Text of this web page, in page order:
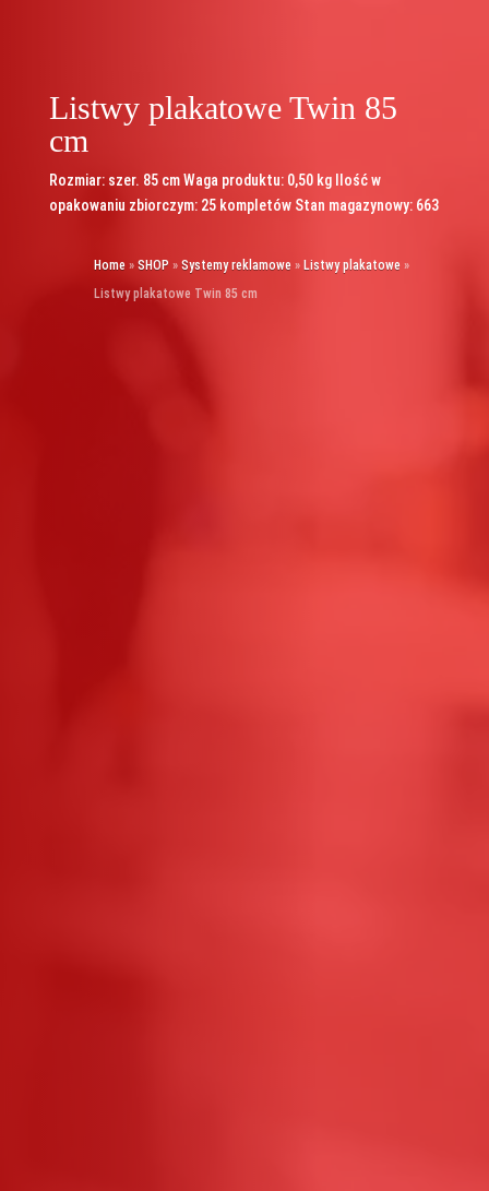
Listwy plakatowe Twin 85
cm
Rozmiar: szer. 85 cm Waga produktu: 0,50 kg Ilość w
opakowaniu zbiorczym: 25 kompletów Stan magazynowy: 663
Home » SHOP » Systemy reklamowe » Listwy plakatowe »
Listwy plakatowe Twin 85 cm